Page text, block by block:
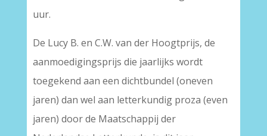
uur.
De Lucy B. en C.W. van der Hoogtprijs, de
aanmoedigingsprijs die jaarlijks wordt
toegekend aan een dichtbundel (oneven
jaren) dan wel aan letterkundig proza (even
jaren) door de Maatschappij der